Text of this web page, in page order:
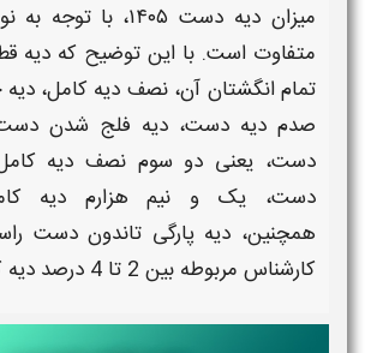
میزان دیه دست ۱۴۰۵ ، با توجه به
متفاوت است. با این توضیح که دیه
تمام انگشتان آن، نصف دیه کامل، دیه
صدم دیه دست، دیه فلج شدن
دست، یعنی دو سوم نصف دیه
دست، یک و نیم هزارم دیه
همچنین، دیه پارگی تاندون دست
کارشناس مربوطه بین 2 تا 4 درصد
دیه